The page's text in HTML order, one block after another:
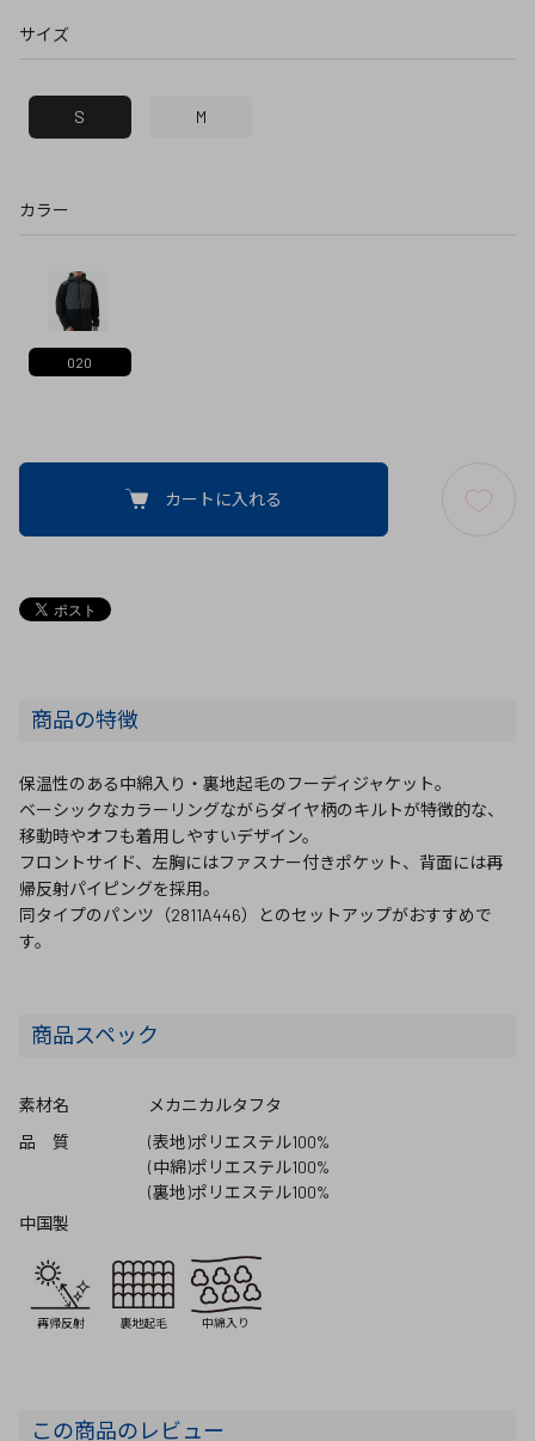
サイズ
S M
カラー
020
カートに入れる
商品の特徴
保温性のある中綿入り・裏地起毛のフーディジャケット。
ベーシックなカラーリングながらダイヤ柄のキルトが特徴的な、
移動時やオフも着用しやすいデザイン。
フロントサイド、左胸にはファスナー付きポケット、背面には再
帰反射パイピングを採用。
同タイプのパンツ（2811A446）とのセットアップがおすすめで
す。
商品スペック
素材名
メカニカルタフタ
品 質
(表地)ポリエステル100%
(中綿)ポリエステル100%
(裏地)ポリエステル100%
中国製
再帰反射 裏地起毛 中綿入り
この商品のレビュー